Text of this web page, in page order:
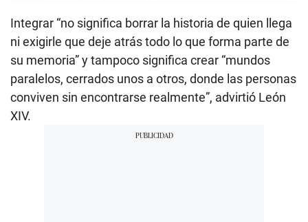
Integrar “no significa borrar la historia de quien llega
ni exigirle que deje atrás todo lo que forma parte de
su memoria” y tampoco significa crear “mundos
paralelos, cerrados unos a otros, donde las personas
conviven sin encontrarse realmente”, advirtió León
XIV.